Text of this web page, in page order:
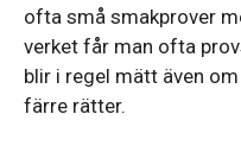
ofta små smakprover
verket får man ofta
blir i regel mätt även
färre rätter.